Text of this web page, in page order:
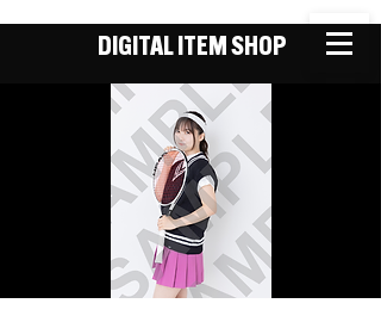
DIGITAL ITEM SHOP